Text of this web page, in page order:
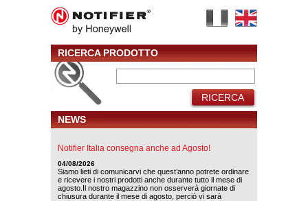
RICERCA PRODOTTO
RICERCA
NEWS
Notifier Italia consegna anche ad Agosto!
04/08/2026
Siamo lieti di comunicarvi che quest’anno potrete ordinare
e ricevere i nostri prodotti anche durante tutto il mese di
agosto.Il nostro magazzino non osserverà giornate di
chiusura durante il mese di agosto, perciò vi sarà